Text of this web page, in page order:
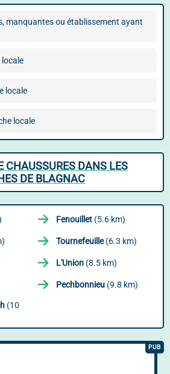
manquantes ou établissement ayant
locale
locale
CHAUSSURES DANS LES
DE BLAGNAC
Fenouillet (5.6 km)
Tournefeuille(6.3 km)
L'Union (8.5 km)
Pechbonnieu (9.8 km)
(10